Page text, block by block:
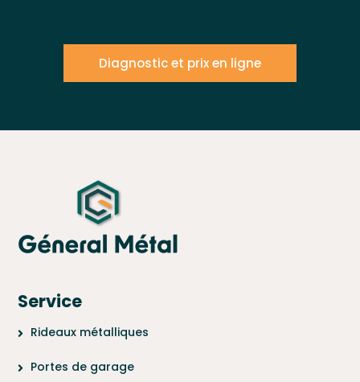
Diagnostic et prix en ligne
Service
Rideaux métalliques
Portes de garage